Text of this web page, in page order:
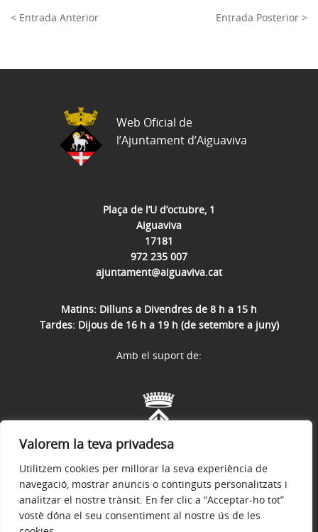
Valorem la teva privadesa
Utilitzem cookies per millorar la seva experiència de
navegació, mostrar anuncis o continguts personalitzats i
analitzar el nostre trànsit. En fer clic a “Acceptar-ho tot”
vostè dóna el seu consentiment al nostre ús de les
< Entrada Anterior Entrada Posterior >
Plaça de l’U d’octubre, 1
Aiguaviva
17181
972 235 007
ajuntament@aiguaviva.cat
Matins: Dilluns a Divendres de 8 h a 15 h
Tardes: Dijous de 16 h a 19 h (de setembre a juny)
Web Oficial de
l’Ajuntament d’Aiguaviva
Amb el suport de: